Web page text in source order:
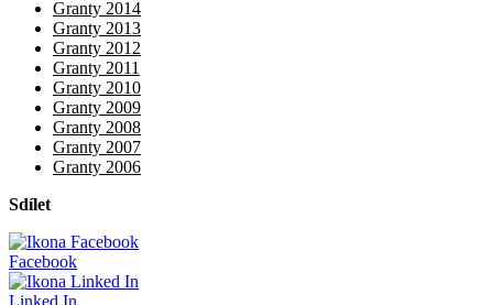
Granty 2014
Granty 2013
Granty 2012
Granty 2011
Granty 2010
Granty 2009
Granty 2008
Granty 2007
Granty 2006
Sdílet
Facebook
Linked In